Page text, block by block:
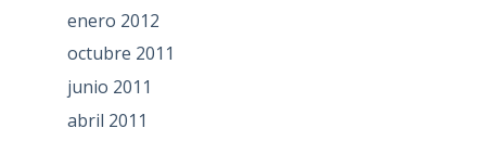
enero 2012
octubre 2011
junio 2011
abril 2011